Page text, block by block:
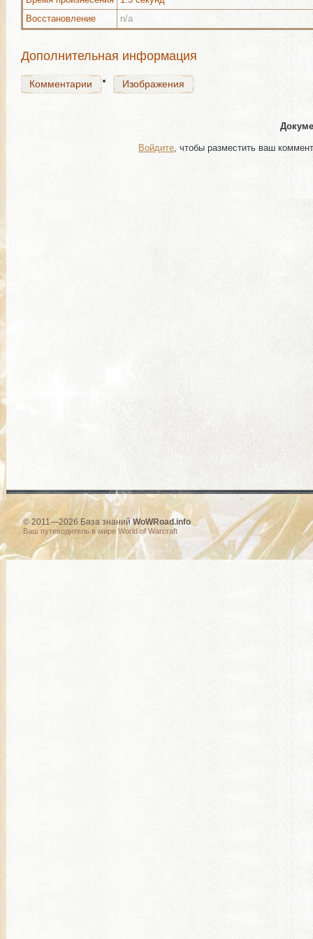
Восстановление
n/a
Дополнительная информация
Комментарии Изображения
Комментарии Изображения
Войдите , чтобы разместить ваш
© 2011—2026 База знанийWoWRoad.info
Ваш путеводитель в мире World of Warcraft